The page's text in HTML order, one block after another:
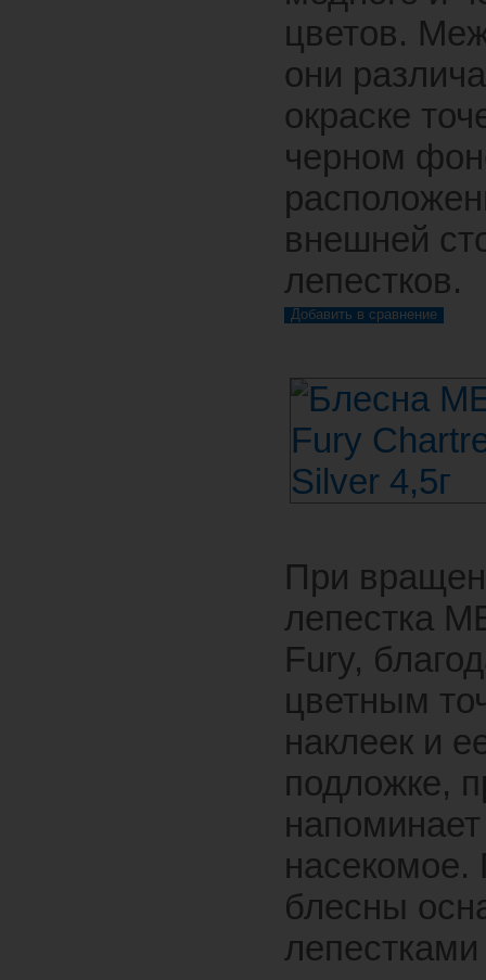
цветов.
они
окраске
черном
внешней
лепестков.
При
лепестка
Fury,
цветным
наклеек и
подложке,
насекомое.
блесны